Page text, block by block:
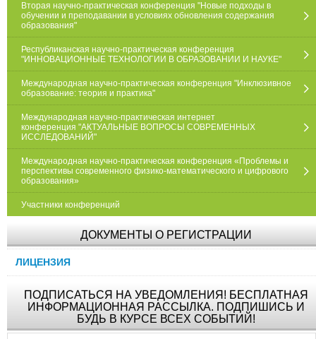
Вторая научно-практическая конференция "Новые подходы в
обучении и преподавании в условиях обновления содержания
образования"
Республиканская научно-практическая конференция
"ИННОВАЦИОННЫЕ ТЕХНОЛОГИИ В ОБРАЗОВАНИИ И НАУКЕ"
Международная научно-практическая конференция "Инклюзивное
образование: теория и практика"
Международная научно-практическая интернет
конференция "АКТУАЛЬНЫЕ ВОПРОСЫ СОВРЕМЕННЫХ
ИССЛЕДОВАНИЙ"
Международная научно-практическая конференция «Проблемы и
перспективы современного физико-математического и цифрового
образования»
Участники конференций
ДОКУМЕНТЫ О РЕГИСТРАЦИИ
ЛИЦЕНЗИЯ
ПОДПИСАТЬСЯ НА УВЕДОМЛЕНИЯ! БЕСПЛАТНАЯ
ИНФОРМАЦИОННАЯ РАССЫЛКА. ПОДПИШИСЬ И
БУДЬ В КУРСЕ ВСЕХ СОБЫТИЙ!